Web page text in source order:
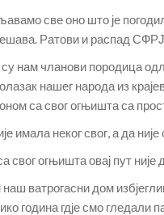
све оно што је
Ратови и распад
нам чланови породица
нашег народа из
са свог огњишта са
имала неког свог, а да
свог огњишта овај пут није
ватрогасни дом
година гдје смо